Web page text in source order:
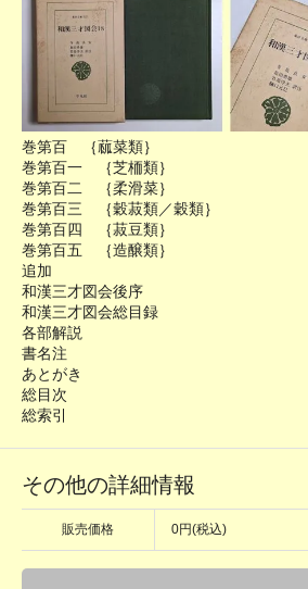
巻第百 ｛蓏菜類｝
巻第百一 ｛芝栭類｝
巻第百二 ｛柔滑菜｝
巻第百三 ｛穀菽類／穀類｝
巻第百四 ｛菽豆類｝
巻第百五 ｛造醸類｝
追加
和漢三才図会後序
和漢三才図会総目録
各部解説
書名注
あとがき
総目次
総索引
その他の詳細情報
販売価格 0円(税込)